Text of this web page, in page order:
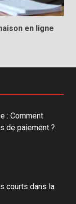
en ligne
: Comment
de paiement ?
courts dans la